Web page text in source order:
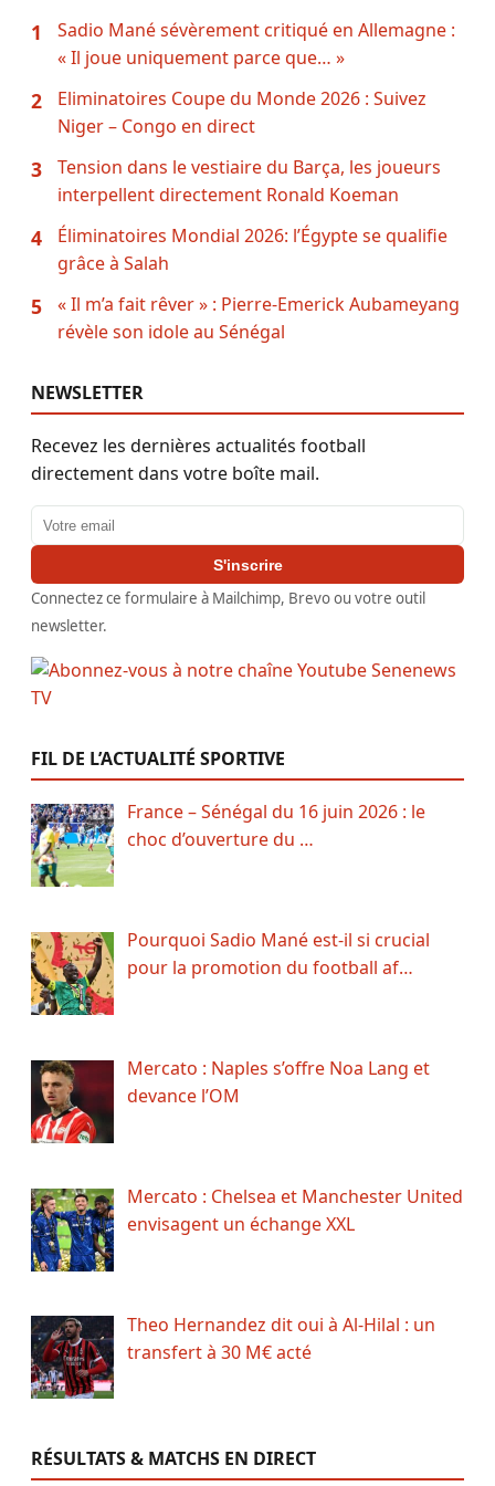
1
Sadio Mané sévèrement critiqué en Allemagne :
« Il joue uniquement parce que… »
2
Eliminatoires Coupe du Monde 2026 : Suivez
Niger – Congo en direct
3
Tension dans le vestiaire du Barça, les joueurs
interpellent directement Ronald Koeman
4
Éliminatoires Mondial 2026: l’Égypte se qualifie
grâce à Salah
5
« Il m’a fait rêver » : Pierre-Emerick Aubameyang
révèle son idole au Sénégal
NEWSLETTER
Recevez les dernières actualités football
directement dans votre boîte mail.
Adresse email
S'inscrire
Connectez ce formulaire à Mailchimp, Brevo ou votre outil
newsletter.
FIL DE L’ACTUALITÉ SPORTIVE
France – Sénégal du 16 juin 2026 : le
choc d’ouverture du …
Pourquoi Sadio Mané est-il si crucial
pour la promotion du football af…
Mercato : Naples s’offre Noa Lang et
devance l’OM
Mercato : Chelsea et Manchester United
envisagent un échange XXL
Theo Hernandez dit oui à Al-Hilal : un
transfert à 30 M€ acté
RÉSULTATS & MATCHS EN DIRECT